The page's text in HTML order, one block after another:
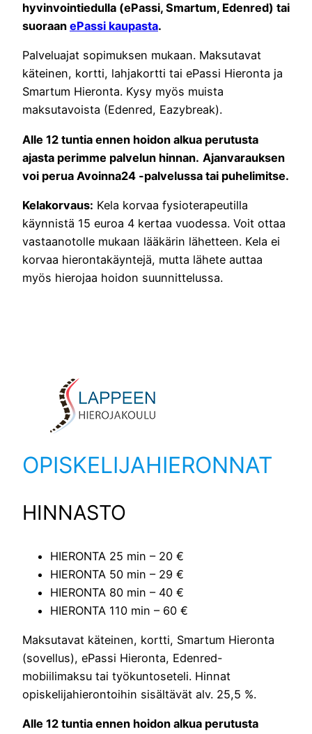
hyvinvointiedulla (ePassi, Smartum, Edenred) tai
suoraan ePassi kaupasta.
Palveluajat sopimuksen mukaan. Maksutavat
käteinen, kortti, lahjakortti tai ePassi Hieronta ja
Smartum Hieronta. Kysy myös muista
maksutavoista (Edenred, Eazybreak).
Alle 12 tuntia ennen hoidon alkua perutusta
ajasta perimme palvelun hinnan. Ajanvarauksen
voi perua Avoinna24 -palvelussa tai puhelimitse.
Kelakorvaus: Kela korvaa fysioterapeutilla
käynnistä 15 euroa 4 kertaa vuodessa. Voit ottaa
vastaanotolle mukaan lääkärin lähetteen. Kela ei
korvaa hierontakäyntejä, mutta lähete auttaa
myös hierojaa hoidon suunnittelussa.
OPISKELIJAHIERONNAT
HINNASTO
HIERONTA 25 min – 20 €
HIERONTA 50 min – 29 €
HIERONTA 80 min – 40 €
HIERONTA 110 min – 60 €
Maksutavat käteinen, kortti, Smartum Hieronta
(sovellus), ePassi Hieronta, Edenred-
mobiilimaksu tai työkuntoseteli. Hinnat
opiskelijahierontoihin sisältävät alv. 25,5 %.
Alle 12 tuntia ennen hoidon alkua perutusta